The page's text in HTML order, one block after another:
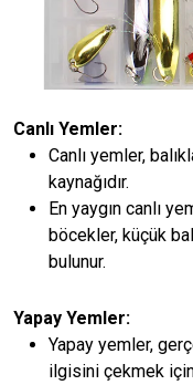
Canlı Yemler:
Canlı yemler,
kaynağıdır.
En yaygın canlı
böcekler, küçük
bulunur.
Yapay Yemler:
Yapay yemler,
ilgisini çekmek için